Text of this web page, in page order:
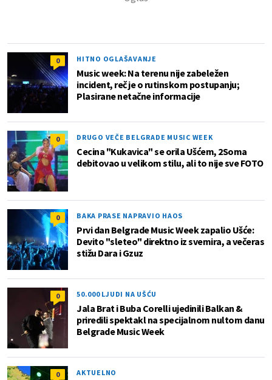
0 HITNO OGLAŠAVANJE
Music week: Na terenu nije zabeležen
incident, reč je o rutinskom postupanju;
Plasirane netačne informacije
0 DRUGO VEČE BELGRADE MUSIC WEEK
Cecina "Kukavica" se orila Ušćem, 2Soma
debitovao u velikom stilu, ali to nije sve FOTO
0 BAKA PRASE NAPRAVIO HAOS
Prvi dan Belgrade Music Week zapalio Ušće:
Devito "sleteo" direktno iz svemira, a večeras
stižu Dara i Gzuz
0 50.000 LJUDI NA UŠĆU
Jala Brat i Buba Corelli ujedinili Balkan &
priredili spektakl na specijalnom nultom danu
Belgrade Music Week
0 AKTUELNO